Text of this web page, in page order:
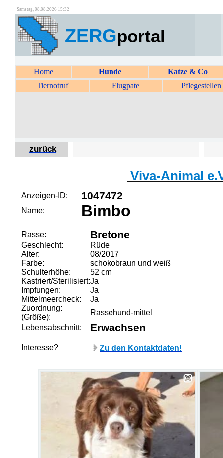
Samstag, 08.08.2026 15:32
ZERGportal
Home Hunde
Katze & Co
Tiernotruf
Flugpate Pflegestellen
zurück
Viva-Animal
Anzeigen-ID: 1047472
Name: Bimbo
Rasse: Bretone
Geschlecht:
Rüde
Alter:
08/2017
Farbe:
schokobraun und weiß
Schulterhöhe:
52 cm
Kastriert/Sterilisiert:Ja
Impfungen:
Ja
Mittelmeercheck:
Ja
Zuordnung:
(Größe):
Rassehund-mittel
Lebensabschnitt:
Erwachsen
Interesse? Zu den Kontaktdaten!